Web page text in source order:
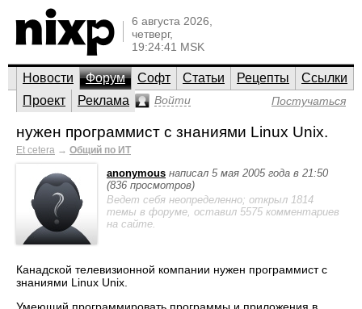
6 августа 2026,
четверг,
19:24:41 MSK
Новости Форум Софт Статьи Рецепты
Ссылки
Проект
Реклама Войти Постучаться
нужен программист с знаниями Linux Unix.
Et cetera → Общий по ИТ
anonymous написал 5 мая 2005 года в 21:50
(836 просмотров)
Ведет себя неопределенно; открыл 1814
темы в форуме, оставил 5575 комментариев
на сайте.
Канадской телевизионной компании нужен программист с
знаниями Linux Unix.